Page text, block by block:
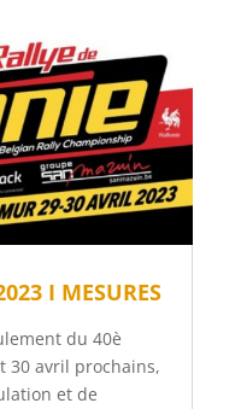
I MESURES
du 40è
30 avril prochains,
et de